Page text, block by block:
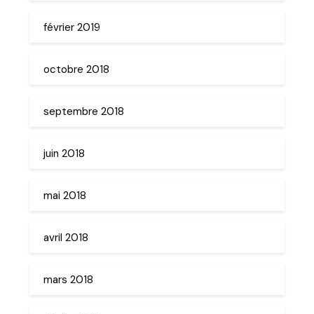
février 2019
octobre 2018
septembre 2018
juin 2018
mai 2018
avril 2018
mars 2018